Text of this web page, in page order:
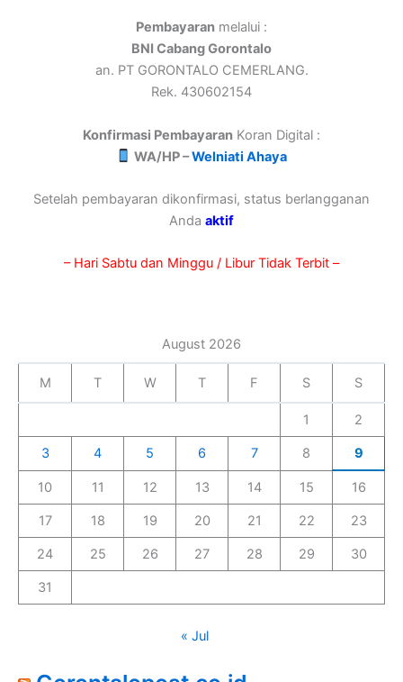
Pembayaran melalui :
BNI Cabang Gorontalo
an. PT GORONTALO CEMERLANG.
Rek. 430602154
Konfirmasi Pembayaran Koran Digital :
WA/HP –Welniati Ahaya
Setelah pembayaran dikonfirmasi, status berlangganan
Anda aktif
– Hari Sabtu dan Minggu / Libur Tidak Terbit –
August 2026
M T W T F S S
1 2
3 4 5 6 7 8 9
10 11 12 13 14 15 16
17 18 19 20 21 22 23
24 25 26 27 28 29 30
31
« Jul